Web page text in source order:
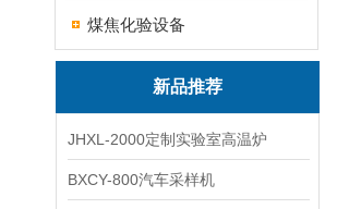
煤焦化验设备
新品推荐
JHXL-2000定制实验室高温炉
BXCY-800汽车采样机